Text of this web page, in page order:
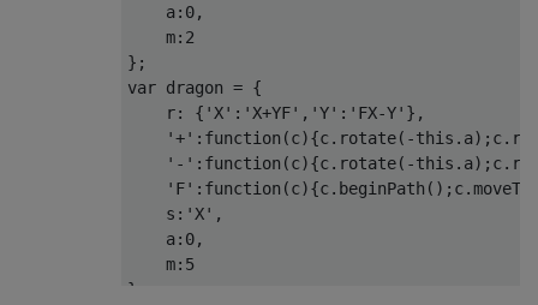
    a:0,
    m:2
};
var dragon = {
    r: {'X':'X+YF','Y':'FX-Y'},
'+':function(c){c.rotate(-
'-':function(c){c.rotate(-
    s:'X',
    a:0,
    m:5
};